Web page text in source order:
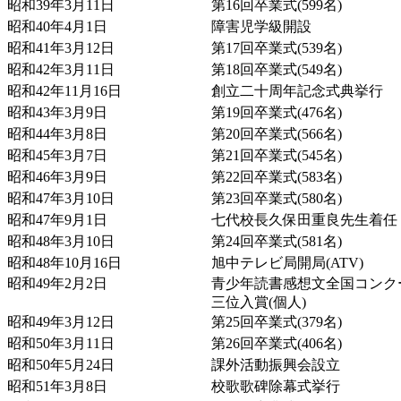
昭和39年3月11日
第16回卒業式(599名)
昭和40年4月1日
障害児学級開設
昭和41年3月12日
第17回卒業式(539名)
昭和42年3月11日
第18回卒業式(549名)
昭和42年11月16日
創立二十周年記念式典挙行
昭和43年3月9日
第19回卒業式(476名)
昭和44年3月8日
第20回卒業式(566名)
昭和45年3月7日
第21回卒業式(545名)
昭和46年3月9日
第22回卒業式(583名)
昭和47年3月10日
第23回卒業式(580名)
昭和47年9月1日
七代校長久保田重良先生着任
昭和48年3月10日
第24回卒業式(581名)
昭和48年10月16日
旭中テレビ局開局(ATV)
昭和49年2月2日
青少年読書感想文全国コンク
三位入賞(個人)
昭和49年3月12日
第25回卒業式(379名)
昭和50年3月11日
第26回卒業式(406名)
昭和50年5月24日
課外活動振興会設立
昭和51年3月8日
校歌歌碑除幕式挙行